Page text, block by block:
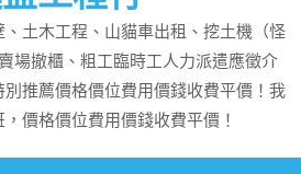
土木工程、山貓車出租、挖土機（怪
場撤櫃、粗工臨時工人力派遣應徵介
推薦價格價位費用價錢收費平價！我
價格價位費用價錢收費平價！